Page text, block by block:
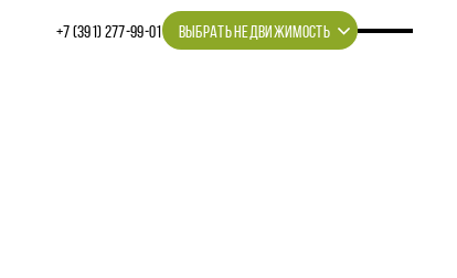
+7 (391) 277‒99‒01 ВЫБРАТЬ НЕДВИЖИМОСТЬ